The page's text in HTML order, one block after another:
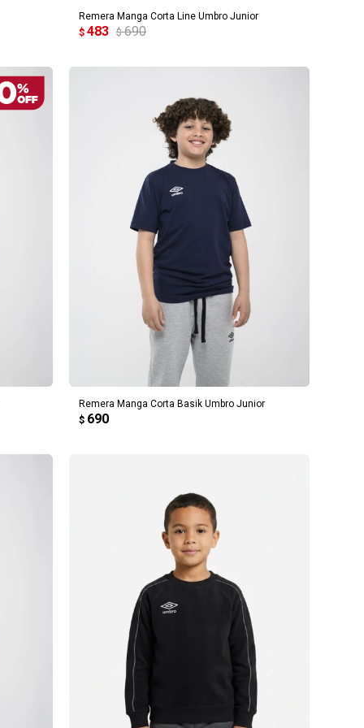
Remera Manga Corta Line Umbro Junior
$ 483 $ 690
Remera Manga Corta Basik Umbro Junior
$ 690
AGREGAR AL CARRITO